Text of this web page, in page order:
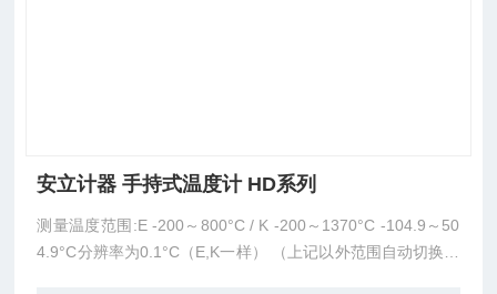
安立计器 手持式温度计 HD系列
测量温度范围:E -200～800°C / K -200～1370°C -104.9～50
4.9°C分辨率为0.1°C（E,K一样） （上记以外范围自动切换1°